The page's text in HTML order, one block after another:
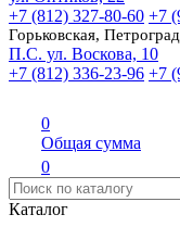
+7 (812) 327-80-60 +7
Горьковская,
П.С. ул. Воскова, 10
+7 (812) 336-23-96 +7
0
Общая сумма
0
Каталог